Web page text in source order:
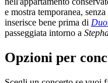
e mostra temporanea,
inserisce bene prima di
passeggiata intorno a
Opzioni per